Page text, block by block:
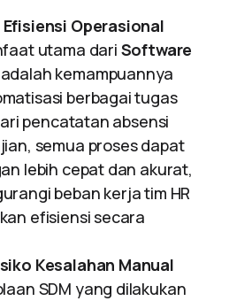
Operasional
utama dari Software
adalah kemampuannya
berbagai tugas
pencatatan absensi
semua proses dapat
lebih cepat dan akurat,
beban kerja tim HR
efisiensi secara
Kesalahan Manual
SDM yang dilakukan